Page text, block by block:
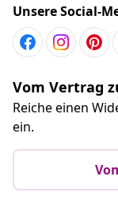
Unsere Social-
Vom Vertrag
Reiche einen
ein.